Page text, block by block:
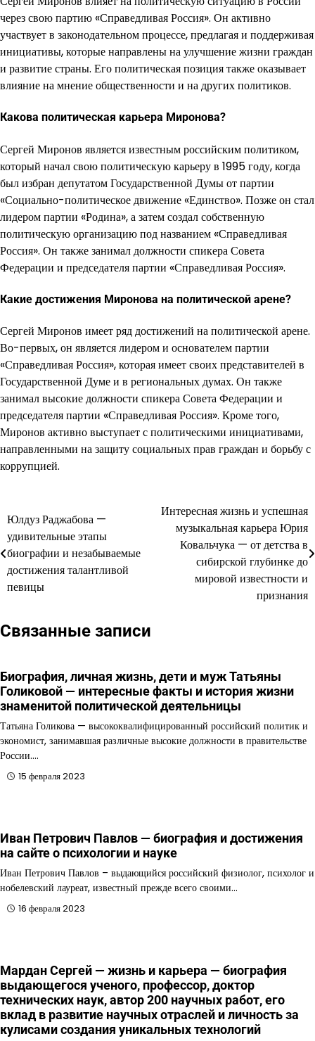
через свою партию «Справедливая Россия». Он активно
участвует в законодательном процессе, предлагая и поддерживая
инициативы, которые направлены на улучшение жизни граждан
и развитие страны. Его политическая позиция также оказывает
влияние на мнение общественности и на других политиков.
Какова политическая карьера Миронова?
Сергей Миронов является известным российским политиком,
который начал свою политическую карьеру в 1995 году, когда
был избран депутатом Государственной Думы от партии
«Социально-политическое движение «Единство». Позже он стал
лидером партии «Родина», а затем создал собственную
политическую организацию под названием «Справедливая
Россия». Он также занимал должности спикера Совета
Федерации и председателя партии «Справедливая Россия».
Какие достижения Миронова на политической арене?
Сергей Миронов имеет ряд достижений на политической арене.
Во-первых, он является лидером и основателем партии
«Справедливая Россия», которая имеет своих представителей в
Государственной Думе и в региональных думах. Он также
занимал высокие должности спикера Совета Федерации и
председателя партии «Справедливая Россия». Кроме того,
Миронов активно выступает с политическими инициативами,
направленными на защиту социальных прав граждан и борьбу с
коррупцией.
Навигация
по
записям
Юлдуз Раджабова —
удивительные этапы
биографии и незабываемые
достижения талантливой
певицы
Интересная жизнь и успешная
музыкальная карьера Юрия
Ковальчука — от детства в
сибирской глубинке до
мировой известности и
признания
Связанные записи
Биография, личная жизнь, дети и муж Татьяны
Голиковой — интересные факты и история жизни
знаменитой политической деятельницы
Татьяна Голикова — высококвалифицированный российский политик и
экономист, занимавшая различные высокие должности в правительстве
России.…
15 февраля 2023
Иван Петрович Павлов — биография и достижения
на сайте о психологии и науке
Иван Петрович Павлов – выдающийся российский физиолог, психолог и
нобелевский лауреат, известный прежде всего своими…
16 февраля 2023
Мардан Сергей — жизнь и карьера — биография
выдающегося ученого, профессор, доктор
технических наук, автор 200 научных работ, его
вклад в развитие научных отраслей и личность за
кулисами создания уникальных технологий